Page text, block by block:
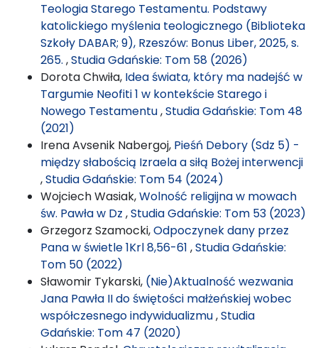
Teologia Starego Testamentu. Podstawy
katolickiego myślenia teologicznego (Biblioteka
Szkoły DABAR; 9), Rzeszów: Bonus Liber, 2025, s.
265. ,Studia Gdańskie: Tom 58 (2026)
Dorota Chwiła, Idea świata, który ma nadejść w
Targumie Neofiti 1 w kontekście Starego i
Nowego Testamentu,Studia Gdańskie: Tom 48
(2021)
Irena Avsenik Nabergoj, Pieśń Debory (Sdz 5) -
między słabością Izraela a siłą Bożej interwencji
,Studia Gdańskie: Tom 54 (2024)
Wojciech Wasiak,Wolność religijna w mowach
św. Pawła w Dz ,Studia Gdańskie: Tom 53 (2023)
Grzegorz Szamocki,Odpoczynek dany przez
Pana w świetle 1Krl 8,56-61 ,Studia Gdańskie:
Tom 50 (2022)
Sławomir Tykarski, (Nie)Aktualność wezwania
Jana Pawła II do świętości małżeńskiej wobec
współczesnego indywidualizmu,Studia
Gdańskie: Tom 47 (2020)